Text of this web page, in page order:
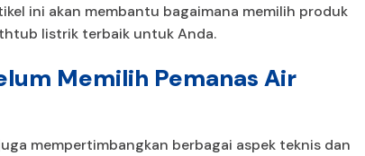
ini akan membantu bagaimana memilih produk
listrik terbaik untuk Anda.
Memilih Pemanas Air
mempertimbangkan berbagai aspek teknis dan